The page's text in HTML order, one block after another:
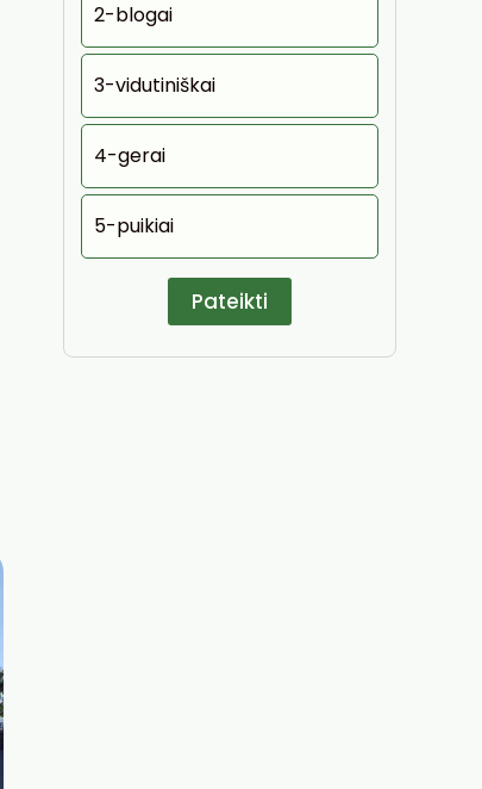
2-blogai
3-vidutiniškai
4-gerai
5-puikiai